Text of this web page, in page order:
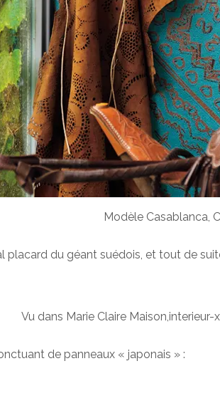
Modèle Casablanca,
placard du géant suédois, et tout de
Vu dans Marie Claire
de panneaux « japonais » :